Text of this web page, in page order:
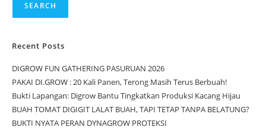
SEARCH
Recent Posts
DIGROW FUN GATHERING PASURUAN 2026
PAKAI DI.GROW : 20 Kali Panen, Terong Masih Terus Berbuah!
Bukti Lapangan: Digrow Bantu Tingkatkan Produksi Kacang Hijau
BUAH TOMAT DIGIGIT LALAT BUAH, TAPI TETAP TANPA BELATUNG?
BUKTI NYATA PERAN DYNAGROW PROTEKSI